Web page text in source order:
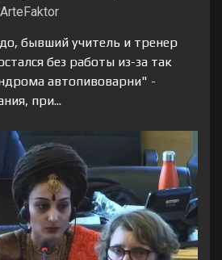
ArteFaktor
бывший учитель и тренер
без работы из-за так
автопивоварни" -
при...